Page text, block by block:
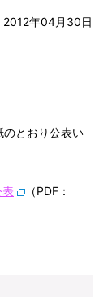
2012年04月30日
のとおり公表い
（PDF：